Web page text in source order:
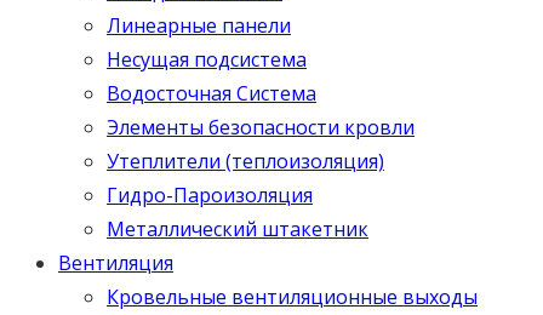
Линеарные панели
Несущая подсистема
Водосточная Система
Элементы безопасности кровли
Утеплители (теплоизоляция)
Гидро-Пароизоляция
Металлический штакетник
Вентиляция
Кровельные вентиляционные выходы